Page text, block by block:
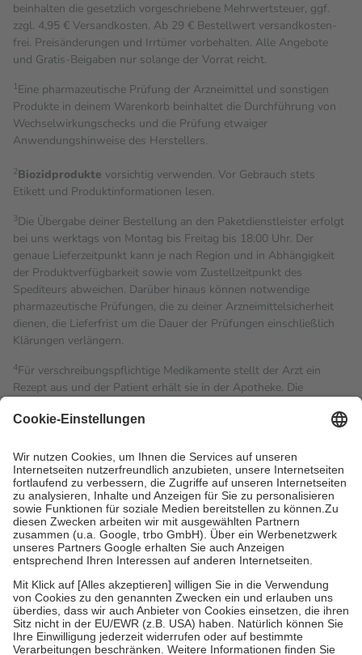
beinhalten die gesetzlich vorgeschriebene Mehrwertsteuer, ggf.
zzgl. 4,95 € Versandkosten. Ab 29 € Bestell­wert versand­kosten­
frei. Preisänderungen und Irrtümer vorbehalten. Alle Angebote
und Gratis-Beigaben nur solange der Vorrat reicht.
1Eine pharmazeutische Prüfung der Arzneimittel und sonstigen
Produkte in deinem Warenkorb beinhaltet die Durchführung von
Wechselwirkungschecks und die Prüfung etwaiger
Anwendungshinweise des Herstellers.
2Biozidprodukte vorsichtig verwenden. Vor Gebrauch stets
Etikett und Produktinformationen lesen.
3Die Übergabe deiner Bestellung an den Paketdienstleister erfolgt
bei uns werktags von Montag bis Freitag bis 18:00 Uhr. Der
genaue Lieferzeitpunkt kann je nach Region und in Abhängigkeit
der Produktverfügbarkeit sowie vom Zustellzeitpunkt des
Spediteurs abweichen. Darüber hinaus können notwendige
pharmazeutische Prüfungen, die zu deiner Arzneimittelsicherheit
dienen, die Lieferfrist um die Dauer der Prüfungen einschließlich
Klärungen verlängern.
4Für verschreibungspflichtige Medikamente stellt der Arzt ein
Rezept aus und der Patient erhält sie in der Apotheke. Die
Kosten dafür, der Versicherte trägt einen Teil davon als Zuzahlung
Grundsätzlich leisten Mitglieder Zuzahlungen in Höhe von zehn
Prozent des Abgabepreises,mindestensjedochfünf Euround
höchstens zehn Euro.Es sind jedoch nie mehr als die
tatsächlichen Kosten der Leistung zu entrichten.
Diese Regeln gelten grundsätzlich auch für Online-Apotheken.
Bei Heilmitteln und häuslicher Krankenpflege beträgt die
Zuzahlung zehn Prozent der Kosten sowie zehn Euro je
Um das Engagement der Versicherten für ihre eigene Gesundheit
zu stärken und die besondere Stellung der Familie zu unterstützen,
fallenkeine Zuzahlungenan bei:
• Kindern und Jugendlichen bis zum vollendeten 18. Lebensjahr